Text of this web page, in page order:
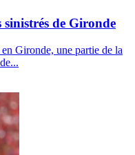
sinistrés de Gironde
Gironde, une partie de la